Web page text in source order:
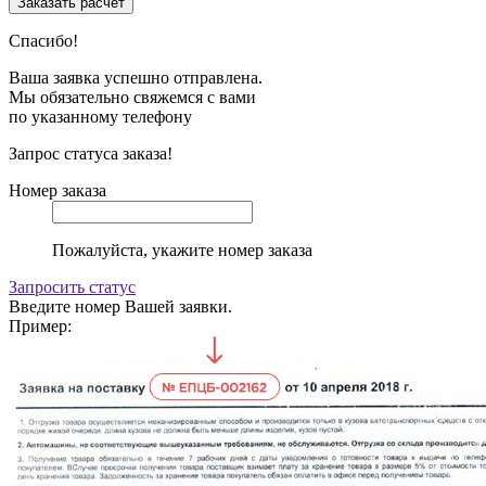
Спасибо!
Ваша заявка успешно отправлена.
Мы обязательно свяжемся с вами
по указанному телефону
Запрос статуса заказа!
Номер заказа
Пожалуйста, укажите номер заказа
Запросить статус
Введите номер Вашей заявки.
Пример: